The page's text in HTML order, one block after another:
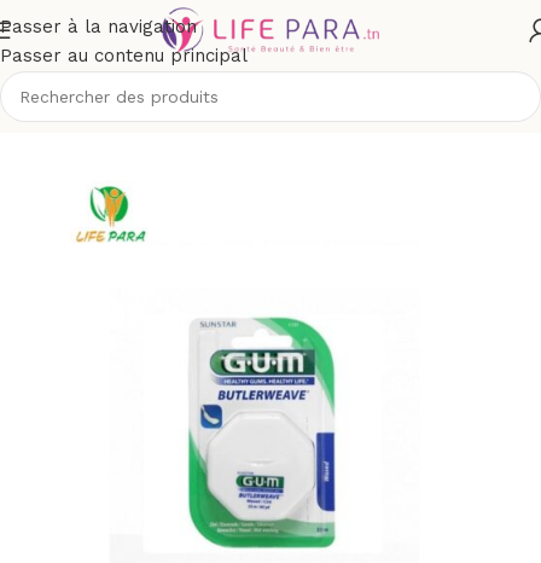
Passer à la navigation
Passer au contenu principal
Soins buccodentaires/Fil dentaire, brossette & accessoires